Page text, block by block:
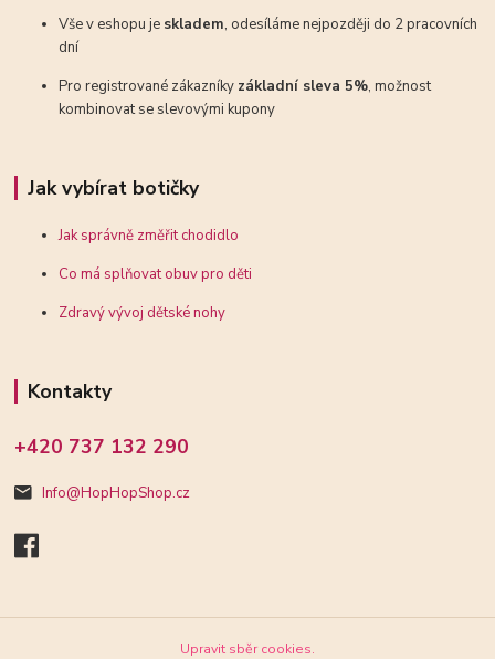
Vše v eshopu je skladem, odesíláme nejpozději do 2 pracovních
dní
Pro registrované zákazníky základní sleva 5%, možnost
kombinovat se slevovými kupony
Jak vybírat botičky
Jak správně změřit chodidlo
Co má splňovat obuv pro děti
Zdravý vývoj dětské nohy
Kontakty
+420 737 132 290
Info@HopHopShop.cz
Upravit sběr cookies.